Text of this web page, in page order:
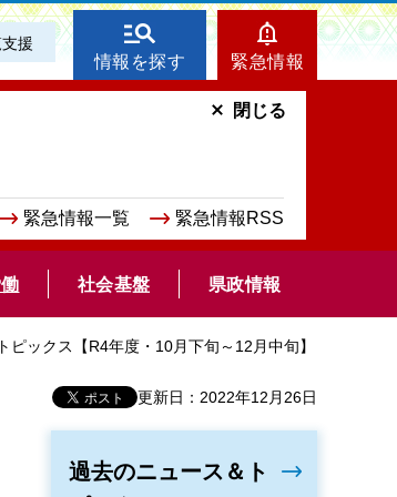
援
情報を探す 緊急情報
緊急情報一覧 緊急情報RSS
閉じる
社会基盤 県政情報
ピックス【R4年度・10月下旬～12月中旬】
更新日：2022年12月26日
過去のニュース＆ト